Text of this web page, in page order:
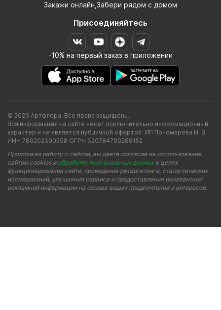
Закажи онлайн,Забери рядом с домом
Присоединяйтесь
-10% на первый заказ в приложении
© 2026 Артфлора. Все права защищены.
Вся информация на сайте несет исключительно информационный
характер и не является публичной офертой. ИП Пономарева Н. В.
ИНН 780202390508 ОГРН 320784700288152
Продолжая работу с сайтом, вы даете согласие на использование
сайтом cookies и обработку персональных данныхв целях
функционирования сайта, проведения ретаргетинга, статистических
исследований, улучшения сервиса и предоставления релевантной
рекламной информации на основе ваших предпочтений и интересов.